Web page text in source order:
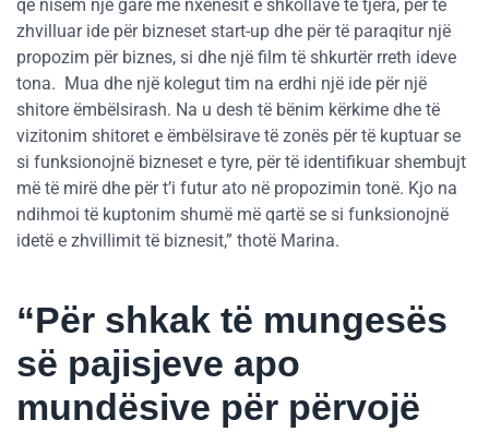
që nisëm një garë me nxënësit e shkollave të tjera, për të
zhvilluar ide për bizneset start-up dhe për të paraqitur një
propozim për biznes, si dhe një film të shkurtër rreth ideve
tona. Mua dhe një kolegut tim na erdhi një ide për një
shitore ëmbëlsirash. Na u desh të bënim kërkime dhe të
vizitonim shitoret e ëmbëlsirave të zonës për të kuptuar se
si funksionojnë bizneset e tyre, për të identifikuar shembujt
më të mirë dhe për t’i futur ato në propozimin tonë. Kjo na
ndihmoi të kuptonim shumë më qartë se si funksionojnë
idetë e zhvillimit të biznesit,” thotë Marina.
“Për shkak të mungesës
së pajisjeve apo
mundësive për përvojë